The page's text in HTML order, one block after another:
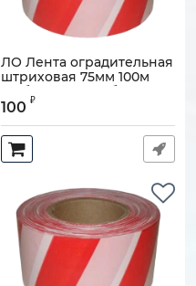
ЛО Лента оградительная
штриховая 75мм 100м
"Зебра", красно-белая
Артикул:
100 ₽